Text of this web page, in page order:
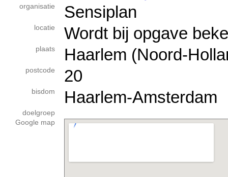
organisatie Sensiplan
locatie Wordt bij opgave
plaats Haarlem (Noord-
postcode 20
bisdom Haarlem-Amsterdam
doelgroep
Google map